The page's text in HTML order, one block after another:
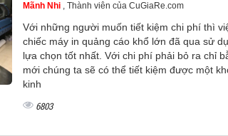
Mãnh Nhi , Thành viên của CuGiaRe.com
Với những người muốn tiết kiệm chi phí thì
chiếc máy in quảng cáo khổ lớn đã qua sử
lựa chọn tốt nhất. Với chi phí phải bỏ ra chỉ
mới chúng ta sẽ có thể tiết kiệm được một
kinh
6803